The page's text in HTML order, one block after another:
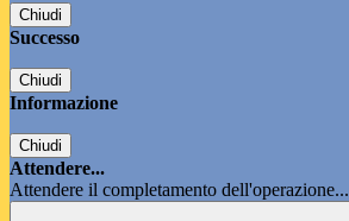
Chiudi
Successo
Chiudi
Informazione
Chiudi
Attendere...
Attendere il completamento dell'operazione...